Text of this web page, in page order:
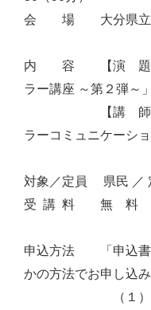
会 場 大分県立
内 容 【演 題】「
ラー講座 ～第２弾～」
【講 師】 油
ラーコミュニケーシ
対象／定員 県民 ／
受 講 料 無 料
申込方法 「申込書
かの方法でお申し込み
（１）直接来